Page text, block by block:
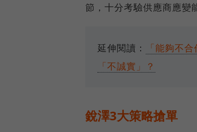
節，十分考驗供應商應變
延伸閱讀：
「能夠不
「不誠實」？
銳澤3大策略搶單